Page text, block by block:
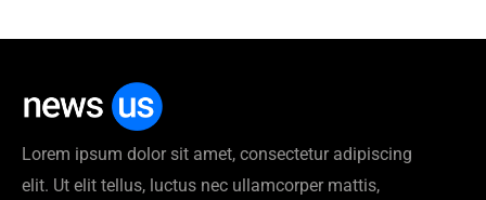
Lorem ipsum dolor sit amet, consectetur adipiscing
elit. Ut elit tellus, luctus nec ullamcorper mattis,